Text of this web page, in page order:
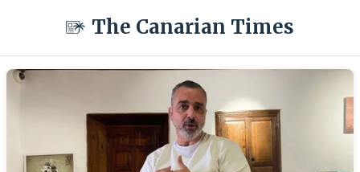
The Canarian Times